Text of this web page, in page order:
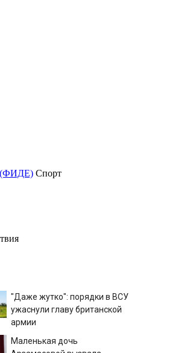
(ФИДЕ) Спорт
"Даже жутко": порядки в ВСУ
ужаснули главу британской
армии
Маленькая дочь